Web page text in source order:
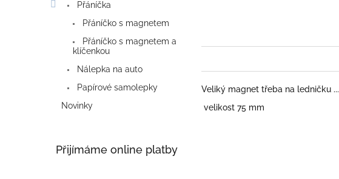
Přáníčka
Přáníčko s magnetem
Přáníčko s magnetem a
klíčenkou
Nálepka na auto
Papírové samolepky
Novinky
Přijímáme online platby
Veliký magnet třeba na ledničku ...
velikost 75 mm